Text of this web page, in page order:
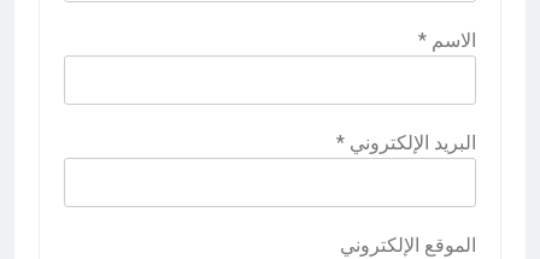
الاسم *
البريد الإلكتروني *
الموقع الإلكتروني